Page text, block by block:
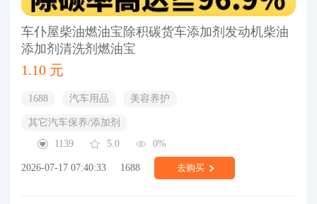
车仆屋柴油燃油宝除积碳货车添加剂发动机柴油
添加剂清洗剂燃油宝
1.10 元
1688 汽车用品 美容养护
其它汽车保养/添加剂
1139
5.0 0%
2026-07-17 07:40:33 1688 去购买